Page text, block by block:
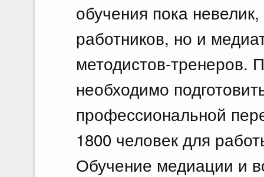
обучения пока
работников, но и
методистов-тренеров.
необходимо
профессиональной
1800 человек для
Обучение медиации и